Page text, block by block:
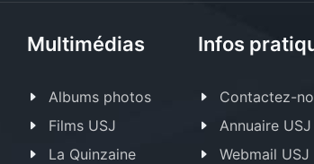
Multimédias
Albums photos
Films USJ
La Quinzaine
Infos
Contactez-
Annuaire USJ
Webmail USJ